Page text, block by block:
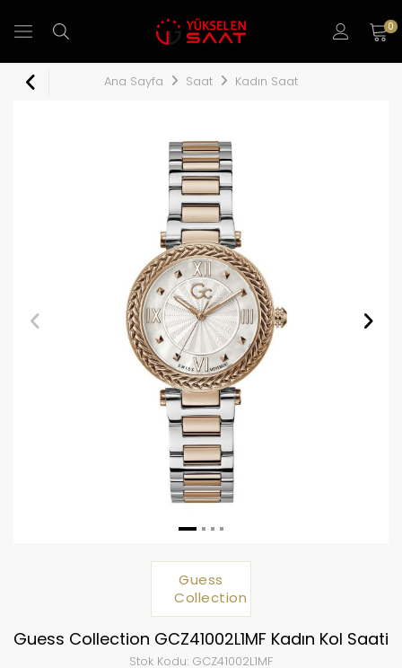
0
Ana Sayfa Saat Kadın Saat
Guess
Collection
Guess Collection GCZ41002L1MF Kadın Kol Saati
Stok Kodu: GCZ41002L1MF